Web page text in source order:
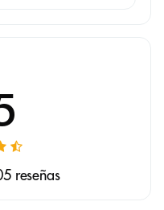
reseñas